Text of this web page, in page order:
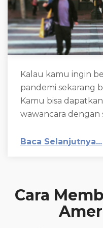
Kalau kamu ingin
pandemi sekarang
Kamu bisa
wawancara dengan
Baca Selanjutnya...
Cara